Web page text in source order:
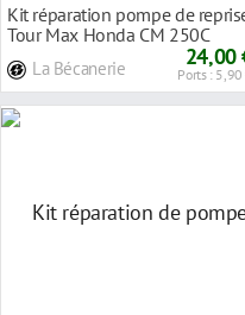
Kit réparation pompe de
Tour Max Honda CM 250C
La Bécanerie 24,00
Ports : 5,90